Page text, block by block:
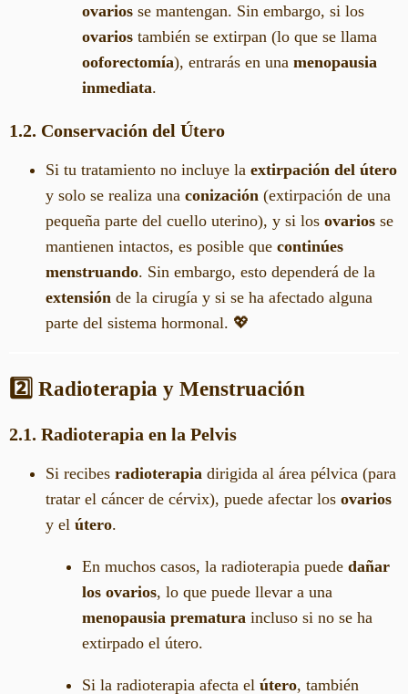
ovarios se mantengan. Sin embargo, si los
ovarios también se extirpan (lo que se llama
ooforectomía), entrarás en una menopausia
inmediata.
1.2. Conservación del Útero
Si tu tratamiento no incluye la extirpación del útero
y solo se realiza una conización (extirpación de una
pequeña parte del cuello uterino), y si los ovarios se
mantienen intactos, es posible que continúes
menstruando. Sin embargo, esto dependerá de la
extensión de la cirugía y si se ha afectado alguna
parte del sistema hormonal. 💖
2️⃣ Radioterapia y Menstruación
2.1. Radioterapia en la Pelvis
Si recibes radioterapia dirigida al área pélvica (para
tratar el cáncer de cérvix), puede afectar los ovarios
y el útero.
En muchos casos, la radioterapia puede dañar
los ovarios, lo que puede llevar a una
menopausia prematura incluso si no se ha
extirpado el útero.
Si la radioterapia afecta el útero, también